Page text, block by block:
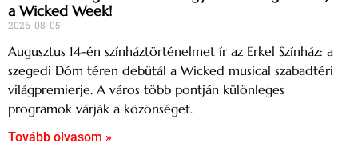
a Wicked Week!
2026-08-05
Augusztus 14-én színháztörténelmet ír az Erkel Színház: a
szegedi Dóm téren debütál a Wicked musical szabadtéri
világpremierje. A város több pontján különleges
programok várják a közönséget.
Tovább olvasom »